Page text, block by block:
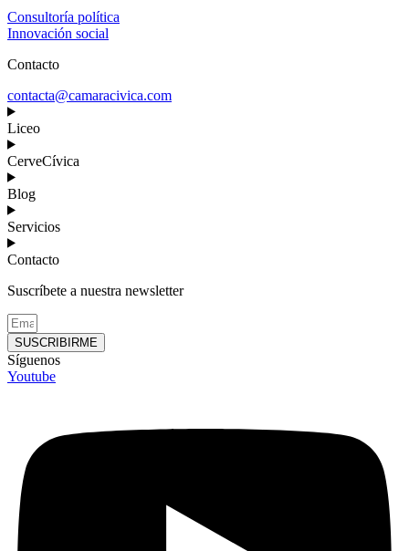
Consultoría política
Innovación social
Contacto
contacta@camaracivica.com
Liceo
CerveCívica
Blog
Servicios
Contacto
Suscríbete a nuestra newsletter
SUSCRIBIRME
Síguenos
Youtube